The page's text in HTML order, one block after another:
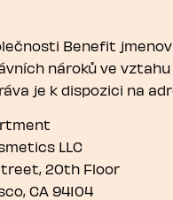
Benefit
nároků ve
je k dispozici na
LLC
20th Floor
CA 94104